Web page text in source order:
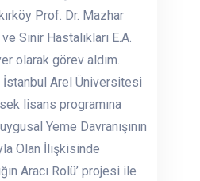
Prof. Dr. Mazhar
Sinir Hastalıkları E.A.
olarak görev aldım.
İstanbul Arel Üniversitesi
lisans programına
Yeme Davranışının
Olan İlişkisinde
Aracı Rolü’ projesi ile